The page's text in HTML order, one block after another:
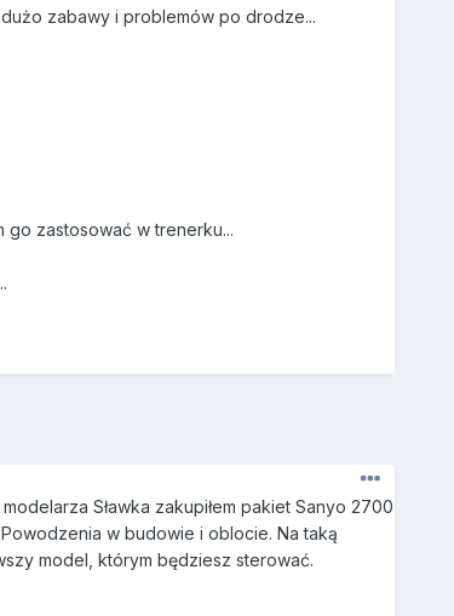
zabawy i problemów po drodze...
zastosować w trenerku...
Sławka zakupiłem pakiet Sanyo 2700
w budowie i oblocie. Na taką
model, którym będziesz sterować.